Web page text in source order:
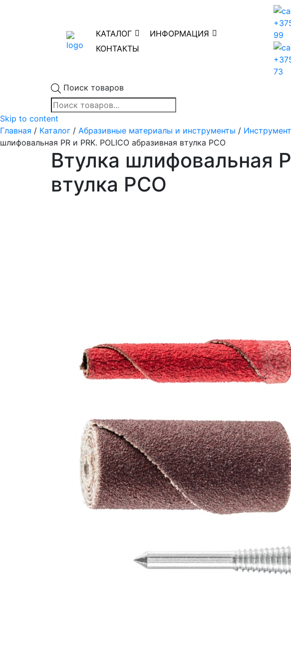
КАТАЛОГ
ИНФОРМАЦИЯ
КОНТАКТЫ
99
73
Поиск товаров
Skip to content
Главная / Каталог / Абразивные материалы и инструменты /
шлифовальная PR и PRK. POLICO абразивная втулка PCO
Втулка шлифовальная
втулка PCO